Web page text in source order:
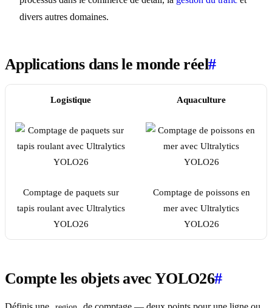
divers autres domaines.
Applications dans le monde réel#
Logistique Aquaculture
Comptage de paquets sur
tapis roulant avec Ultralytics
YOLO26
Comptage de poissons en
mer avec Ultralytics
YOLO26
Compte les objets avec YOLO26#